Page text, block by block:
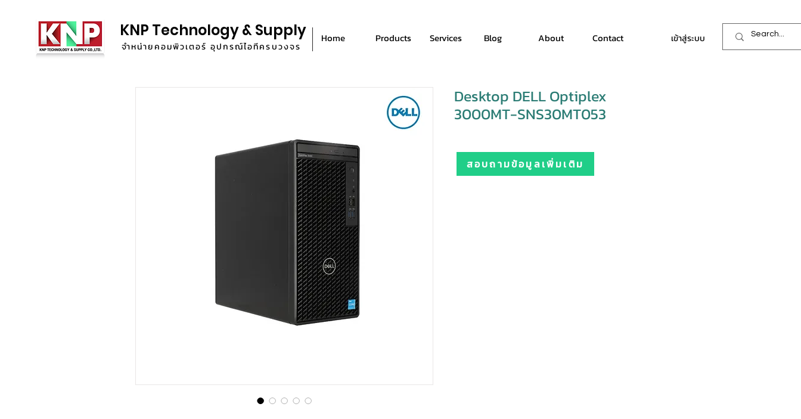
KNP Technology & Supply
จำหน่ายคอมพิวเตอร์ อุปกรณ์ไอทีครบวงจร
Home Products Services Blog About Contact เข้าสู่ระบบ
Desktop DELL Optiplex
3000MT-SNS30MT053
สอบถามข้อมูลเพิ่มเติม